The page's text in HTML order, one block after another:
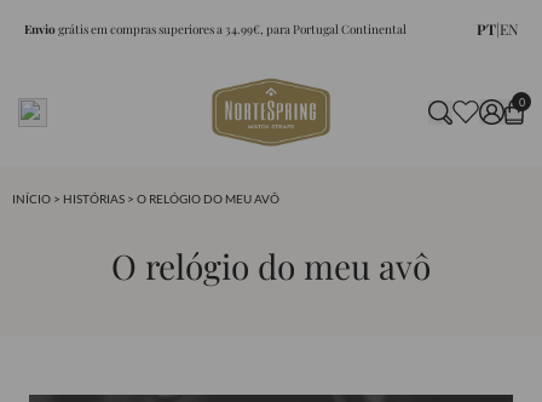
Enviográtis em compras superiores a 34.99€, para Portugal Continental PT|EN
0
INÍCIO > HISTÓRIAS > O RELÓGIO DO MEU AVÔ
O relógio do meu avô